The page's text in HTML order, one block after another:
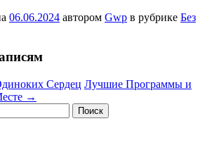
06.06.2024 автором Gwp в рубрике Без
Сердец Лучшие Программы и
→